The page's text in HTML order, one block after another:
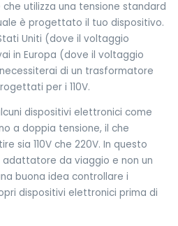
utilizza una tensione standard
è progettato il tuo dispositivo.
Uniti (dove il voltaggio
in Europa (dove il voltaggio
di un trasformatore
per i 110V.
dispositivi elettronici come
a doppia tensione, il che
sia 110V che 220V. In questo
adattatore da viaggio e non un
buona idea controllare i
dispositivi elettronici prima di